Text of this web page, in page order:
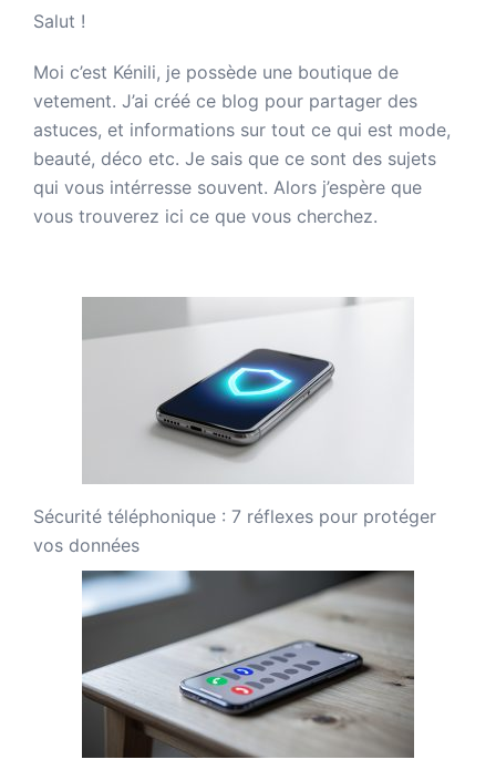
Salut !
Moi c’est Kénili, je possède une boutique de
vetement. J’ai créé ce blog pour partager des
astuces, et informations sur tout ce qui est mode,
beauté, déco etc. Je sais que ce sont des sujets
qui vous intérresse souvent. Alors j’espère que
vous trouverez ici ce que vous cherchez.
Sécurité téléphonique : 7 réflexes pour protéger
vos données